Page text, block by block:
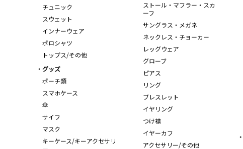
チュニック
スウェット
インナーウェア
ポロシャツ
トップス/その他
ストール・マフラー・スカ
ーフ
サングラス・メガネ
ネックレス・チョーカー
レッグウェア
グローブ
ピアス
リング
ブレスレット
イヤリング
つけ襟
イヤーカフ
アクセサリー/その他
グッズ
ポーチ類
スマホケース
傘
サイフ
マスク
キーケース/キーアクセサリ